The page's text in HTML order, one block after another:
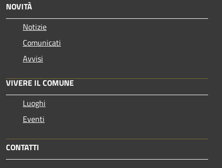
NOVITÀ
Notizie
Comunicati
Avvisi
VIVERE IL COMUNE
Luoghi
Eventi
CONTATTI